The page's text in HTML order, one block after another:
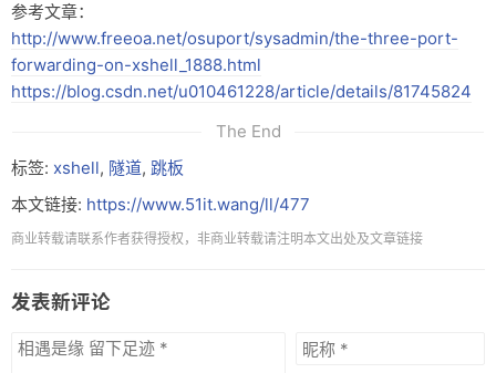
参考文章：
http://www.freeoa.net/osuport/sysadmin/the-three-port-
forwarding-on-xshell_1888.html
https://blog.csdn.net/u010461228/article/details/81745824
The End
标签: xshell, 隧道, 跳板
本文链接: https://www.51it.wang/ll/477
商业转载请联系作者获得授权，非商业转载请注明本文出处及文章链接
发表新评论